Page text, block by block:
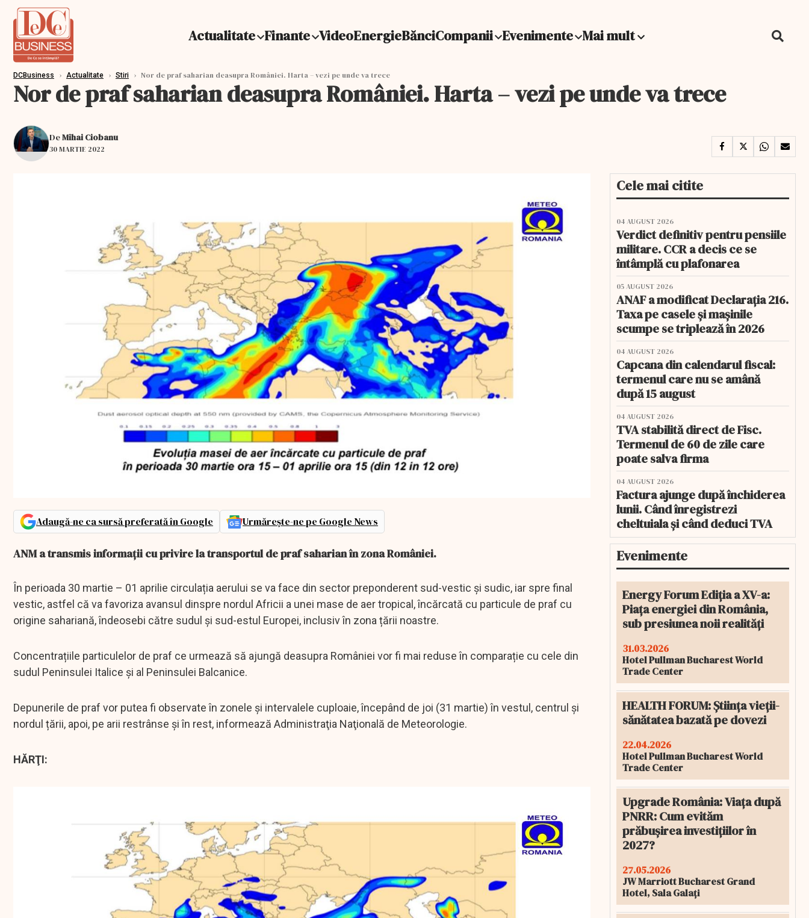
Actualitate Finante VideoEnergieBănciCompanii Evenimente Mai mult
DCBusiness › Actualitate › Stiri › Nor de praf saharian deasupra României. Harta – vezi pe unde va trece
Nor de praf saharian deasupra României. Harta – vezi pe unde va trece
DeMihai Ciobanu
30 MARTIE 2022
Adaugă-ne ca sursă preferată în Google Urmărește-ne pe Google News
ANM a transmis informaţii cu privire la transportul de praf saharian în zona României.
În perioada 30 martie – 01 aprilie circulația aerului se va face din sector preponderent sud-vestic și sudic, iar spre final
vestic, astfel că va favoriza avansul dinspre nordul Africii a unei mase de aer tropical, încărcată cu particule de praf cu
origine sahariană, îndeosebi către sudul și sud-estul Europei, inclusiv în zona țării noastre.
Concentrațiile particulelor de praf ce urmează să ajungă deasupra României vor fi mai reduse în comparație cu cele din
sudul Peninsulei Italice și al Peninsulei Balcanice.
Depunerile de praf vor putea fi observate în zonele și intervalele cuploaie, începând de joi (31 martie) în vestul, centrul și
nordul țării, apoi, pe arii restrânse și în rest, informează Administraţia Naţională de Meteorologie.
HĂRŢI:
Cele mai citite
04 AUGUST 2026
Verdict definitiv pentru pensiile
militare. CCR a decis ce se
întâmplă cu plafonarea
05 AUGUST 2026
ANAF a modificat Declarația 216.
Taxa pe casele și mașinile
scumpe se triplează în 2026
04 AUGUST 2026
Capcana din calendarul fiscal:
termenul care nu se amână
după 15 august
04 AUGUST 2026
TVA stabilită direct de Fisc.
Termenul de 60 de zile care
poate salva firma
04 AUGUST 2026
Factura ajunge după închiderea
lunii. Când înregistrezi
cheltuiala și când deduci TVA
Evenimente
Energy Forum Ediția a XV-a:
Piața energiei din România,
sub presiunea noii realități
31.03.2026
Hotel Pullman Bucharest World
Trade Center
HEALTH FORUM: Știința vieții-
sănătatea bazată pe dovezi
22.04.2026
Hotel Pullman Bucharest World
Trade Center
Upgrade România: Viața după
PNRR: Cum evităm
prăbușirea investițiilor în
2027?
27.05.2026
JW Marriott Bucharest Grand
Hotel, Sala Galați